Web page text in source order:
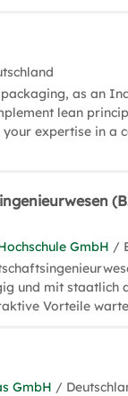
as an
lean
your expertise in a
GmbH /
und mit staatlich
Vorteile
GmbH /